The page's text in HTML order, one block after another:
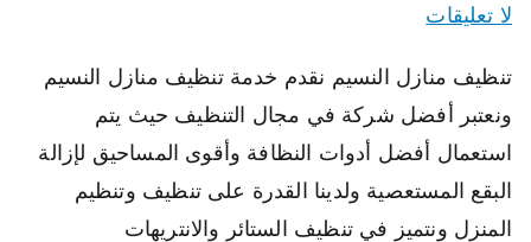
لا تعليقات
تنظيف منازل النسيم نقدم خدمة تنظيف منازل النسيم
ونعتبر أفضل شركة في مجال التنظيف حيث يتم
استعمال أفضل أدوات النظافة وأقوى المساحيق لإزالة
البقع المستعصية ولدينا القدرة على تنظيف وتنظيم
المنزل ونتميز في تنظيف الستائر والانتريهات